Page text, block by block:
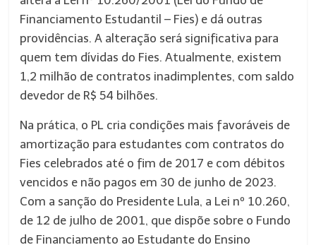
Financiamento Estudantil – Fies) e dá outras
providências. A alteração será significativa para
quem tem dívidas do Fies. Atualmente, existem
1,2 milhão de contratos inadimplentes, com saldo
devedor de R$ 54 bilhões.
Na prática, o PL cria condições mais favoráveis de
amortização para estudantes com contratos do
Fies celebrados até o fim de 2017 e com débitos
vencidos e não pagos em 30 de junho de 2023.
Com a sanção do Presidente Lula, a Lei nº 10.260,
de 12 de julho de 2001, que dispõe sobre o Fundo
de Financiamento ao Estudante do Ensino